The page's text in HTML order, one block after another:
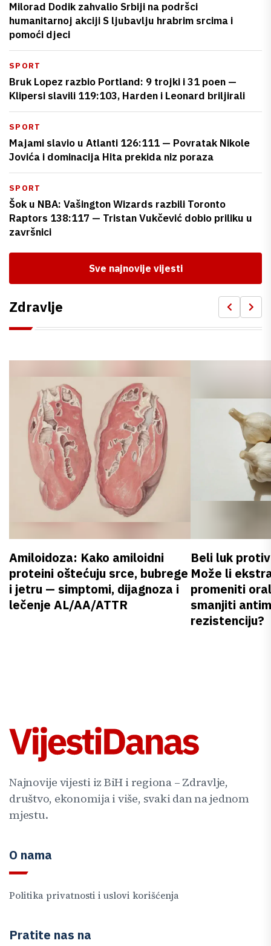
Milorad Dodik zahvalio Srbiji na podršci
humanitarnoj akciji S ljubavlju hrabrim srcima i
pomoći djeci
SPORT
Bruk Lopez razbio Portland: 9 trojki i 31 poen —
Klipersi slavili 119:103, Harden i Leonard briljirali
SPORT
Majami slavio u Atlanti 126:111 — Povratak Nikole
Jovića i dominacija Hita prekida niz poraza
SPORT
Šok u NBA: Vašington Wizards razbili Toronto
Raptors 138:117 — Tristan Vukčević dobio priliku u
završnici
Sve najnovije vijesti
Zdravlje
Amiloidoza: Kako amiloidni
proteini oštećuju srce, bubrege
i jetru — simptomi, dijagnoza i
lečenje AL/AA/ATTR
Beli luk
Može li
promeniti
smanjiti
rezistenciju?
Najnovije vijesti iz BiH i regiona – Zdravlje,
društvo, ekonomija i više, svaki dan na jednom
mjestu.
O nama
Politika privatnosti i uslovi korišćenja
Pratite nas na